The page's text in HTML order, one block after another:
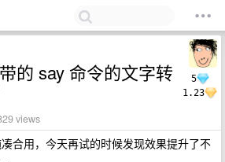
5
1.23
的 say 命令的文字转
views
合用，今天再试的时候发现效果提升了不